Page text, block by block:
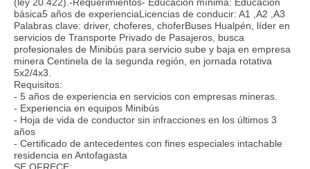
básica5 años de experienciaLicencias de conducir: A1 ,A2 ,A3
Palabras clave: driver, choferes, choferBuses Hualpén, líder en
servicios de Transporte Privado de Pasajeros, busca
profesionales de Minibús para servicio sube y baja en empresa
minera Centinela de la segunda región, en jornada rotativa
5x2/4x3.
Requisitos:
- 5 años de experiencia en servicios con empresas mineras.
- Experiencia en equipos Minibús
- Hoja de vida de conductor sin infracciones en los últimos 3
años
- Certificado de antecedentes con fines especiales intachable
residencia en Antofagasta
SE OFRECE: